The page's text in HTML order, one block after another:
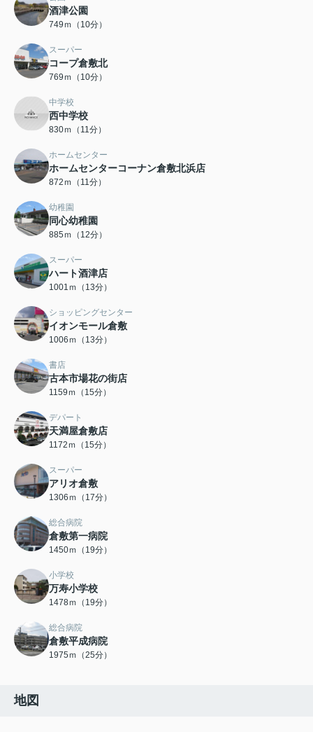
酒津公園
749ｍ（10分）
スーパー
コープ倉敷北
769ｍ（10分）
中学校
西中学校
830ｍ（11分）
ホームセンター
ホームセンターコーナン倉敷北浜店
872ｍ（11分）
幼稚園
同心幼稚園
885ｍ（12分）
スーパー
ハート酒津店
1001ｍ（13分）
ショッピングセンター
イオンモール倉敷
1006ｍ（13分）
書店
古本市場花の街店
1159ｍ（15分）
デパート
天満屋倉敷店
1172ｍ（15分）
スーパー
アリオ倉敷
1306ｍ（17分）
総合病院
倉敷第一病院
1450ｍ（19分）
小学校
万寿小学校
1478ｍ（19分）
総合病院
倉敷平成病院
1975ｍ（25分）
地図